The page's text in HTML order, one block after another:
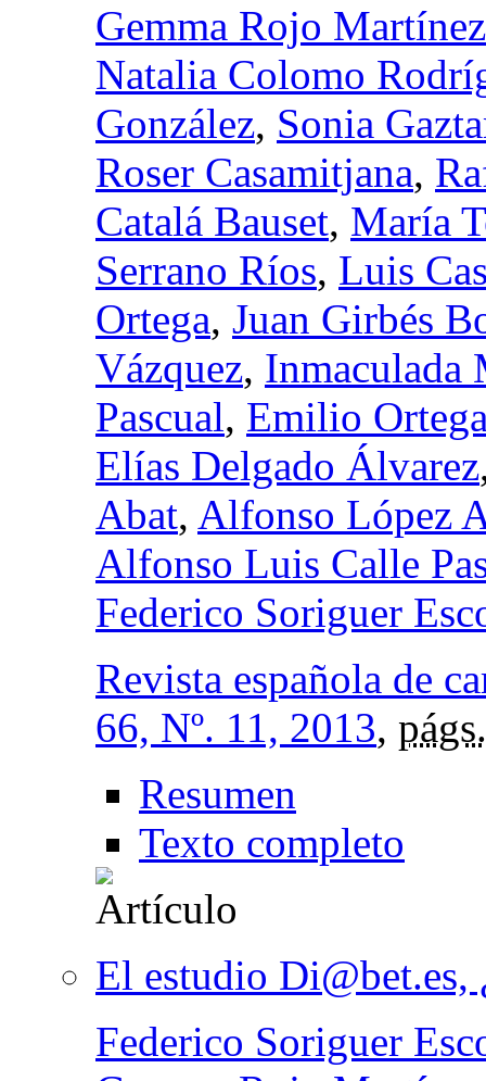
Gemma Rojo Martínez
Natalia Colomo
González, Sonia
Roser Casamitjana,
Catalá Bauset, María
Serrano Ríos, Luis
Ortega, Juan Girbés
Vázquez, Inmaculada
Pascual, Emilio
Elías Delgado Álvarez
Abat, Alfonso López
Alfonso Luis Calle
Federico Soriguer
Revista española de
66, Nº. 11, 2013, págs.
Resumen
Texto completo
El estudio Di@bet.es,
Federico Soriguer